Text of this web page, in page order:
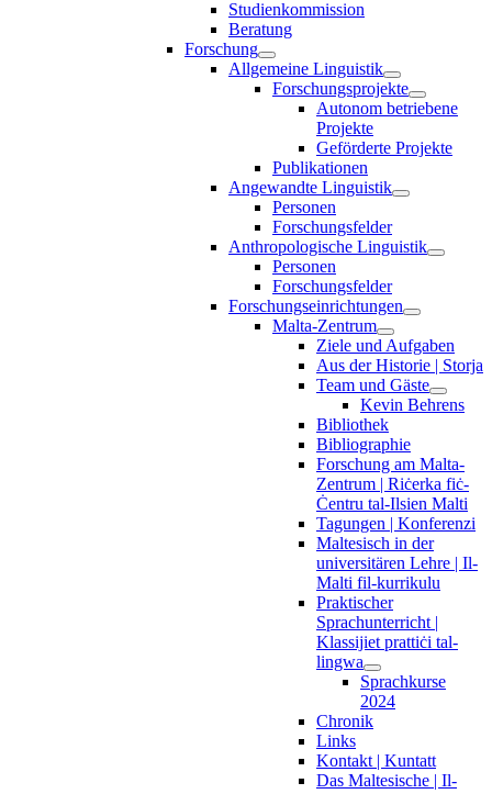
Studienkommission
Beratung
Forschung
Allgemeine Linguistik
Forschungsprojekte
Autonom betriebene
Projekte
Geförderte Projekte
Publikationen
Angewandte Linguistik
Personen
Forschungsfelder
Anthropologische Linguistik
Personen
Forschungsfelder
Forschungseinrichtungen
Malta-Zentrum
Ziele und Aufgaben
Aus der Historie | Storja
Team und Gäste
Kevin Behrens
Bibliothek
Bibliographie
Forschung am Malta-
Zentrum | Riċerka fiċ-
Ċentru tal-Ilsien Malti
Tagungen | Konferenzi
Maltesisch in der
universitären Lehre | Il-
Malti fil-kurrikulu
Praktischer
Sprachunterricht |
Klassijiet prattiċi tal-
lingwa
Sprachkurse
2024
Chronik
Links
Kontakt | Kuntatt
Das Maltesische | Il-